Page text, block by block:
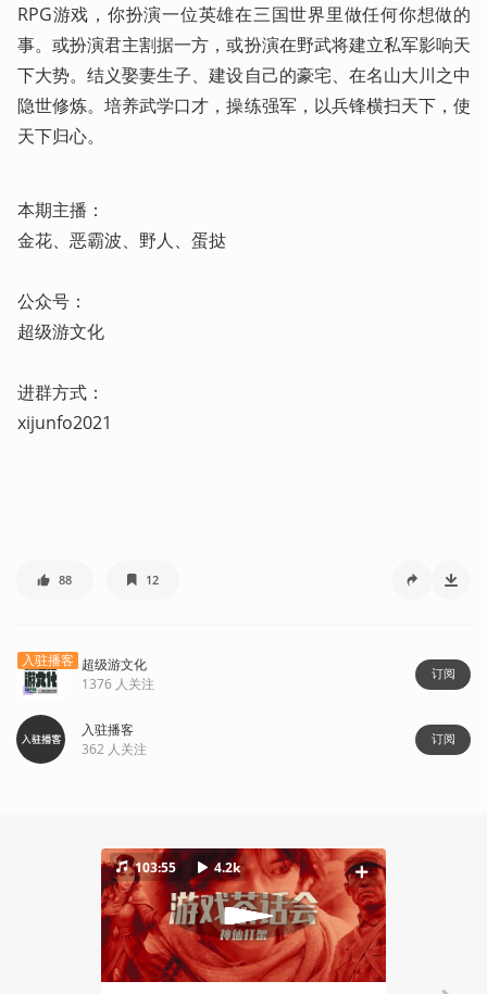
RPG游戏，你扮演一位英雄在三国世界里做任何你想做的
事。或扮演君主割据一方，或扮演在野武将建立私军影响天
下大势。结义娶妻生子、建设自己的豪宅、在名山大川之中
隐世修炼。培养武学口才，操练强军，以兵锋横扫天下，使
天下归心。
本期主播：
金花、恶霸波、野人、蛋挞
公众号：
超级游文化
进群方式：
xijunfo2021
88 12
入驻播客
超级游文化
1376 人关注
订阅
入驻播客
362 人关注
订阅
103:55 4.2k